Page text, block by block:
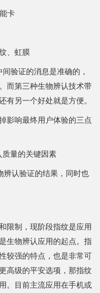
卡
、虹膜
验证的消息是准确的，
而第三种生物辨认技术带
有另一个好处就是方便。
影响最终用户体验的三点
质量的关键因素
辨认验证的结果，同时也
限制，现阶段指纹是应用
生物辨认应用的起点。指
较强的特点，也是非常可
高级的平安选项，那指纹
。目前主流应用在手机或